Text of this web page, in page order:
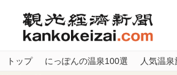
トップ にっぽんの温泉100選 人気温